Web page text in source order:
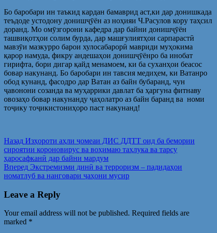
Бо баробари ин таъкид кардан бамаврид аст,ки дар донишкада
теъдоде устодону донишҷӯён аз ноҳияи Ч.Расулов кору таҳсил
доранд. Мо омӯзгорони кафедра дар байни донишҷӯён
ташвиқотҳои солим бурда, дар машғулиятҳои сарпарастӣ
мавзӯи мазкурро барои хулосабарорӣ мавриди муҳокима
қарор намуда, фикру андешаҳои донишҷӯёнро ба инобат
гирифта, бори дигар қайд менамоем, ки ба суханҳои беасос
бовар накунанд. Бо баробари ин тавсия медиҳем, ки Ватанро
обод кунанд, фасодро дар Ватан аз байн бубаранд, чун
ҷавонони созанда ва муҳаррики давлат ба ҳаргуна фитнаву
овозаҳо бовар накунанду ҷаҳолатро аз байн баранд ва номи
тоҷику тоҷикистониҳоро паст накунанд!
Post
navigation
Назад Предыдущая
запись:
Изҳороти аҳли ҷомеаи ДИС ДДТТ оид ба бемории
сироятии короновирус ва воҳимаю таҳлука ва тарсу
ҳаросафканӣ дар байни мардум
Вперед Следующая
запись:
Экстремизми динӣ ва терроризм – падидаҳои
номатлуб ва нанговари ҷаҳони мусир
Leave a Reply
Your email address will not be published. Required fields are
marked *